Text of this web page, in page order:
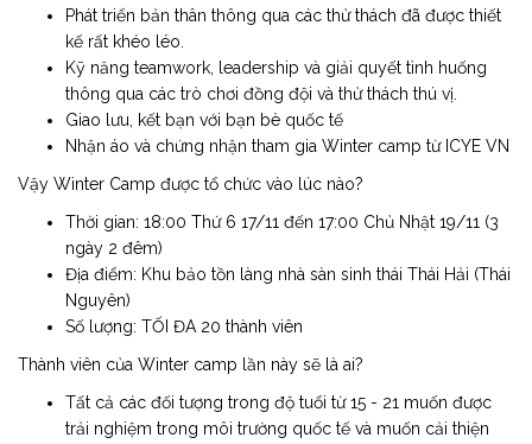
Phát triển bản thân thông qua các thử thách đã được thiết
kế rất khéo léo.
Kỹ năng teamwork, leadership và giải quyết tình huống
thông qua các trò chơi đồng đội và thử thách thú vị.
Giao lưu, kết bạn với bạn bè quốc tế
Nhận áo và chứng nhận tham gia Winter camp từ ICYE VN
Vậy Winter Camp được tổ chức vào lúc nào?
Thời gian: 18:00 Thứ 6 17/11 đến 17:00 Chủ Nhật 19/11 (3
ngày 2 đêm)
Địa điểm: Khu bảo tồn làng nhà sàn sinh thái Thái Hải (Thái
Nguyên)
Số lượng: TỐI ĐA 20 thành viên
Thành viên của Winter camp lần này sẽ là ai?
Tất cả các đối tượng trong độ tuổi từ 15 - 21 muốn được
trải nghiệm trong môi trường quốc tế và muốn cải thiện